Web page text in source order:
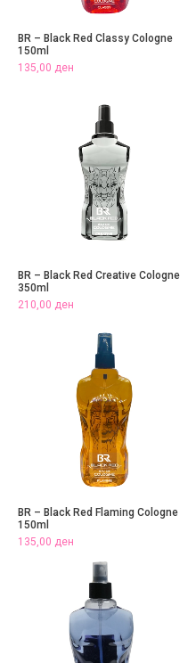
BR – Black Red Classy Cologne
150ml
135,00 ден
BR – Black Red Creative Cologne
350ml
210,00 ден
BR – Black Red Flaming Cologne
150ml
135,00 ден